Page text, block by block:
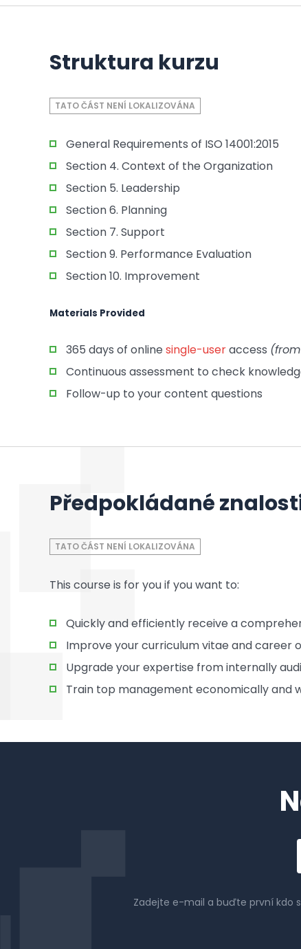
Struktura kurzu
TATO ČÁST NENÍ LOKALIZOVÁNA
General Requirements of ISO 14001:2015
Section 4. Context of the Organization
Section 5. Leadership
Section 6. Planning
Section 7. Support
Section 9. Performance Evaluation
Section 10. Improvement
Materials Provided
365 days of online single-useraccess
Continuous assessment to check
Follow-up to your content questions
Předpokládané
TATO ČÁST NENÍ LOKALIZOVÁNA
This course is for you if you want to:
Quickly and efficiently receive a
Improve your curriculum vitae and career
Upgrade your expertise from internally
Train top management economically and
Zadejte e-mail a buďte první kdo